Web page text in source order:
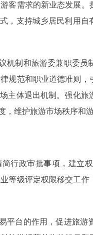
客需求的新业态发展
，支持城乡居民利用
制和旅游委兼职委员
规范和职业道德准则
主体退出机制。强化
维护旅游市场秩序和游
政审批事项，建立
等级评定权限移交工
台的作用，促进旅游